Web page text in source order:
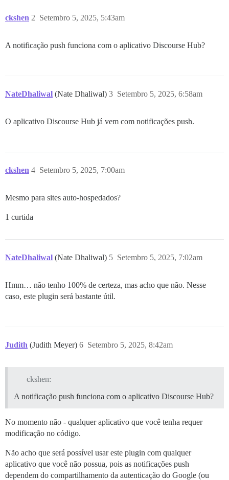
ckshen Setembro 5, 2025, 5:43am
2
A notificação push funciona com o aplicativo Discourse Hub?
NateDhaliwal (Nate Dhaliwal) Setembro 5, 2025, 6:58am
3
O aplicativo Discourse Hub já vem com notificações push.
ckshen Setembro 5, 2025, 7:00am
4
Mesmo para sites auto-hospedados?
1 curtida
NateDhaliwal (Nate Dhaliwal) Setembro 5, 2025, 7:02am
5
Hmm… não tenho 100% de certeza, mas acho que não. Nesse
caso, este plugin será bastante útil.
Judith (Judith Meyer) Setembro 5, 2025, 8:42am
6
ckshen:
A notificação push funciona com o aplicativo Discourse Hub?
No momento não - qualquer aplicativo que você tenha requer
modificação no código.
Não acho que será possível usar este plugin com qualquer
aplicativo que você não possua, pois as notificações push
dependem do compartilhamento da autenticação do Google (ou